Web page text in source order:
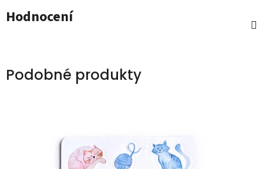
Hodnocení
Podobné produkty